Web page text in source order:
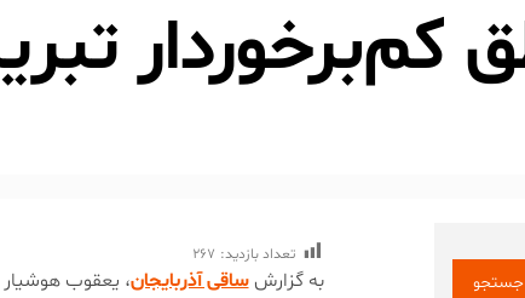
کم‌برخوردار
تعداد بازدید: 267
به گزارشساقی آذربایجان، یعقوب هوشیار